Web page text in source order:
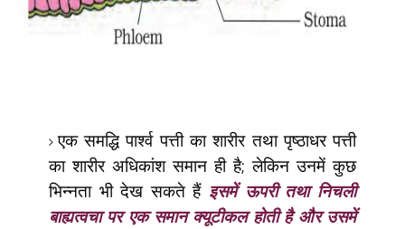
एक समद्धि पार्श्व पत्ती का शारीर तथा पृष्ठाधर पत्ती
का शारीर अधिकांश समान ही है;लेकिन उनमें कुछ
भिन्नता भी देख सकते हैं इसमें ऊपरी तथा निचली
बाह्यत्वचा पर एक समान क्यूटीकल होती है और उसमें